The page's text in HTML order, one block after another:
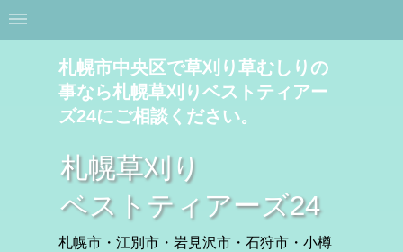
札幌市中央区で草刈り草むしりの
事なら札幌草刈りベストティアー
ズ24にご相談ください。
札幌草刈り
ベストティアーズ24
札幌市・江別市・岩見沢市・石狩市・小樽